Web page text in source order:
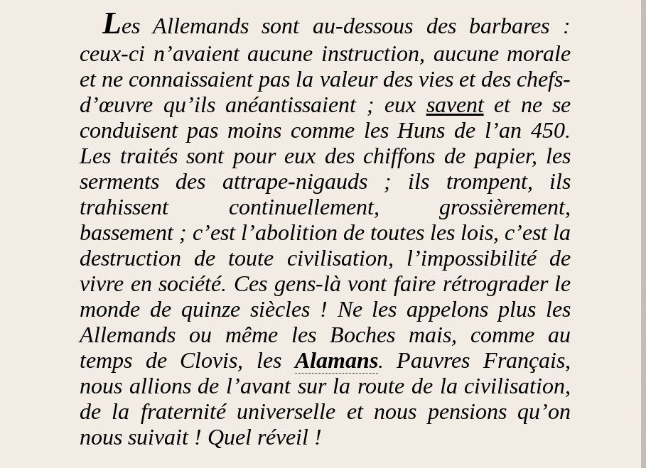
Les Allemands sont au-dessous des barbares :
ceux-ci n’avaient aucune instruction, aucune morale
et ne connaissaient pas la valeur des vies et des chefs-
d’œuvre qu’ils anéantissaient ; eux saventet ne se
conduisent pas moins comme les Huns de l’an 450.
Les traités sont pour eux des chiffons de papier, les
serments des attrape-nigauds ; ils trompent, ils
trahissent continuellement, grossièrement,
bassement ; c’est l’abolition de toutes les lois, c’est la
destruction de toute civilisation, l’impossibilité de
vivre en société. Ces gens-là vont faire rétrograder le
monde de quinze siècles ! Ne les appelons plus les
Allemands ou même les Boches mais, comme au
temps de Clovis, lesAlamans. Pauvres Français,
nous allions de l’avant sur la route de la civilisation,
de la fraternité universelle et nous pensions qu’on
nous suivait ! Quel réveil !